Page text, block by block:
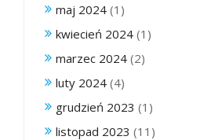
maj 2024 (1)
kwiecień 2024 (1)
marzec 2024 (2)
luty 2024 (4)
grudzień 2023 (1)
listopad 2023 (11)